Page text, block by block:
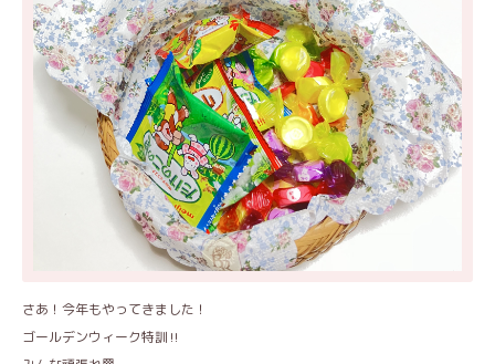
さあ！今年もやってきました！
ゴールデンウィーク特訓‼️